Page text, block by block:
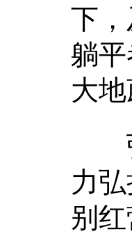
下
躺
大地
弘
力
别